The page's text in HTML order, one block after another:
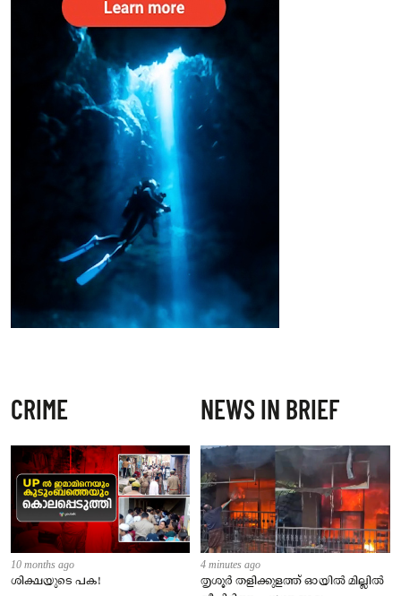
CRIME
10 months ago
ശിക്ഷയുടെ പക!
NEWS IN BRIEF
4 minutes ago
തൃശൂർ തളിക്കുളത്ത് ഓയിൽ മില്ലിൽ